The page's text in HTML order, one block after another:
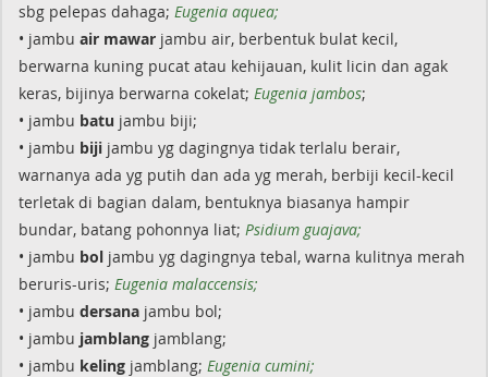
sbg pelepas dahaga; Eugenia aquea;
• jambu air mawar jambu air, berbentuk bulat kecil,
berwarna kuning pucat atau kehijauan, kulit licin dan agak
keras, bijinya berwarna cokelat; Eugenia jambos;
• jambu batu jambu biji;
• jambu biji jambu yg dagingnya tidak terlalu berair,
warnanya ada yg putih dan ada yg merah, berbiji kecil-kecil
terletak di bagian dalam, bentuknya biasanya hampir
bundar, batang pohonnya liat; Psidium guajava;
• jambu bol jambu yg dagingnya tebal, warna kulitnya merah
beruris-uris; Eugenia malaccensis;
• jambu dersana jambu bol;
• jambu jamblang jamblang;
• jambu keling jamblang; Eugenia cumini;